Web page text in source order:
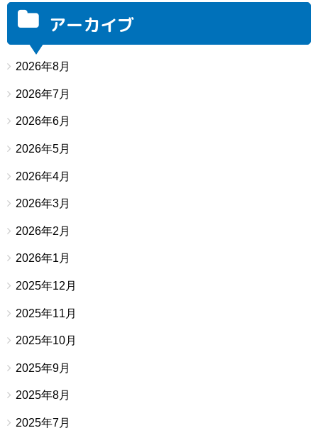
アーカイブ
2026年8月
2026年7月
2026年6月
2026年5月
2026年4月
2026年3月
2026年2月
2026年1月
2025年12月
2025年11月
2025年10月
2025年9月
2025年8月
2025年7月